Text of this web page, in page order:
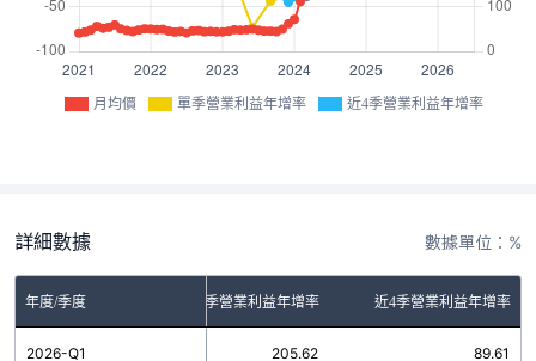
月均價 單季營業利益年增率 近4季營業利益年增率
詳細數據 數據單位：%
年度/季度 單季營業利益年增率 近4季營業利益年增率
2026-Q1 205.62 89.61